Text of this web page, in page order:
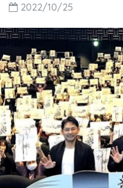
2022/10/25